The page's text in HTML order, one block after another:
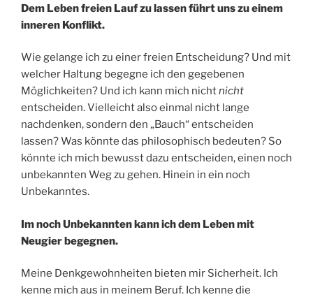
Dem Leben freien Lauf zu lassen führt uns zu einem
inneren Konflikt.
Wie gelange ich zu einer freien Entscheidung? Und mit
welcher Haltung begegne ich den gegebenen
Möglichkeiten? Und ich kann mich nichtnicht
entscheiden. Vielleicht also einmal nicht lange
nachdenken, sondern den „Bauch“ entscheiden
lassen? Was könnte das philosophisch bedeuten? So
könnte ich mich bewusst dazu entscheiden, einen noch
unbekannten Weg zu gehen. Hinein in ein noch
Unbekanntes.
Im noch Unbekannten kann ich dem Leben mit
Neugier begegnen.
Meine Denkgewohnheiten bieten mir Sicherheit. Ich
kenne mich aus in meinem Beruf. Ich kenne die